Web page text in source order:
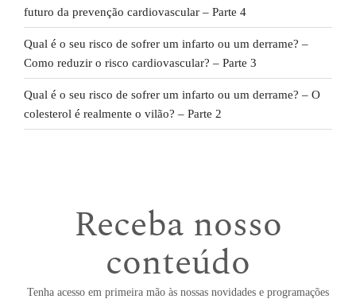
futuro da prevenção cardiovascular – Parte 4
Qual é o seu risco de sofrer um infarto ou um derrame? –
Como reduzir o risco cardiovascular? – Parte 3
Qual é o seu risco de sofrer um infarto ou um derrame? – O
colesterol é realmente o vilão? – Parte 2
Receba nosso
conteúdo
Tenha acesso em primeira mão às nossas novidades e programações